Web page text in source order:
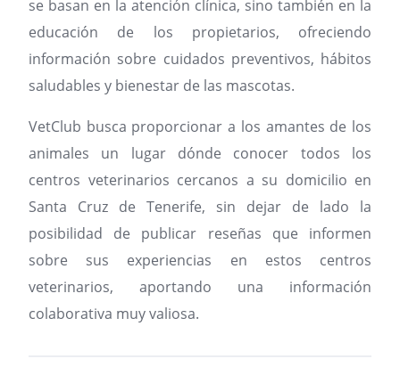
se basan en la atención clínica, sino también en la
educación de los propietarios, ofreciendo
información sobre cuidados preventivos, hábitos
saludables y bienestar de las mascotas.
VetClub busca proporcionar a los amantes de los
animales un lugar dónde conocer todos los
centros veterinarios cercanos a su domicilio en
Santa Cruz de Tenerife, sin dejar de lado la
posibilidad de publicar reseñas que informen
sobre sus experiencias en estos centros
veterinarios, aportando una información
colaborativa muy valiosa.